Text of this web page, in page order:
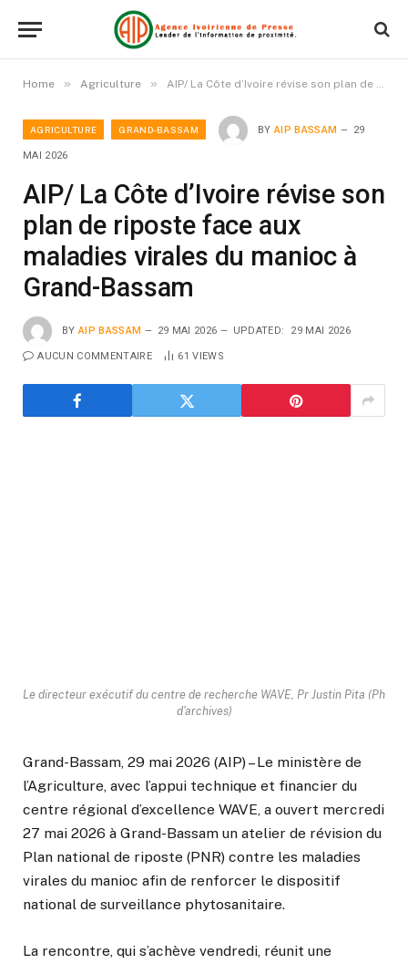
Home » Agriculture » AIP/ La Côte d’Ivoire révise son plan de riposte face aux maladies virales du manioc à Grand-Bassam
AGRICULTURE GRAND-BASSAM BY AIP BASSAM 29
MAI 2026
AIP/ La Côte d’Ivoire révise son
plan de riposte face aux
maladies virales du manioc à
Grand-Bassam
BY AIP BASSAM 29 MAI 2026 UPDATED: 29 MAI 2026
AUCUN COMMENTAIRE 61VIEWS
Le directeur exécutif du centre de recherche WAVE, Pr Justin Pita (Ph
d'archives)
Grand-Bassam, 29 mai 2026 (AIP) – Le ministère de
l’Agriculture, avec l’appui technique et financier du
centre régional d’excellence WAVE, a ouvert mercredi
27 mai 2026 à Grand-Bassam un atelier de révision du
Plan national de riposte (PNR) contre les maladies
virales du manioc afin de renforcer le dispositif
national de surveillance phytosanitaire.
La rencontre, qui s’achève vendredi, réunit une